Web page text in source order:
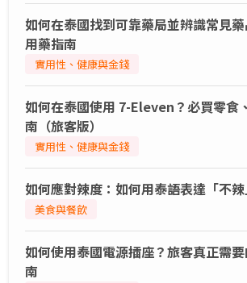
如何在泰國找到可靠藥局並辨識常見
用藥指南
實用性、健康與金錢
如何在泰國使用 7-Eleven？必買零食
南（旅客版）
實用性、健康與金錢
如何應對辣度：如何用泰語表達「不辣
美食與餐飲
如何使用泰國電源插座？旅客真正需
南